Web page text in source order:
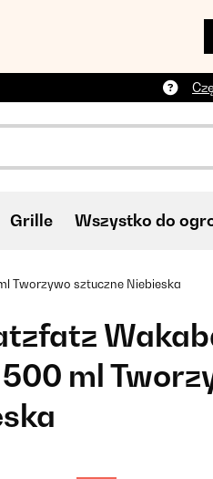
Grille Wszystko do
Tworzywo sztuczne Niebieska
ml